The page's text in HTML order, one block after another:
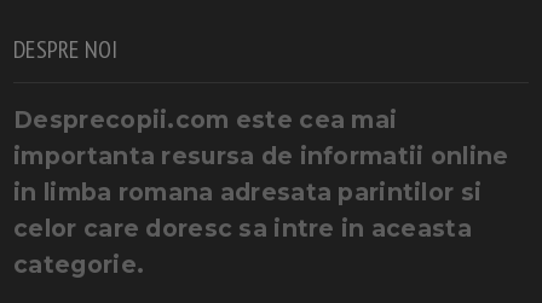
DESPRE NOI
Desprecopii.com este cea mai
importanta resursa de informatii online
in limba romana adresata parintilor si
celor care doresc sa intre in aceasta
categorie.